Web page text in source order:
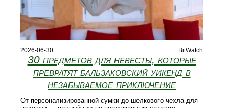
2026-06-30 BitWatch
30 предметов для невесты, которые
превратят бальзаковский уикенд в
незабываемое приключение
От персонализированной сумки до шелкового чехла для